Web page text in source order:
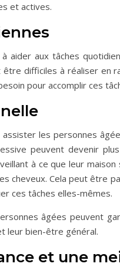
et actives.
aider aux tâches
difficiles à réaliser en
pour accomplir ces
les personnes
peuvent devenir
à ce que leur
cheveux. Cela peut
ces tâches elles-mêmes.
âgées peuvent
leur bien-être général.
et une